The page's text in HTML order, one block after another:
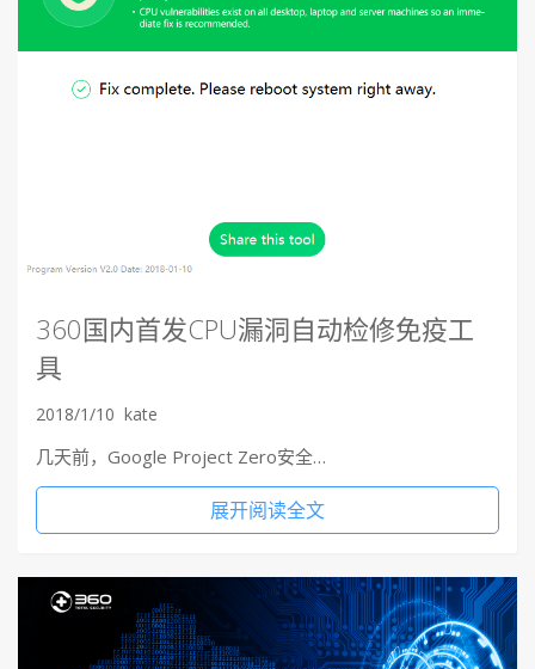
360国内首发CPU漏洞自动检修免疫工
具
2018/1/10 kate
几天前，Google Project Zero安全…
展开阅读全文